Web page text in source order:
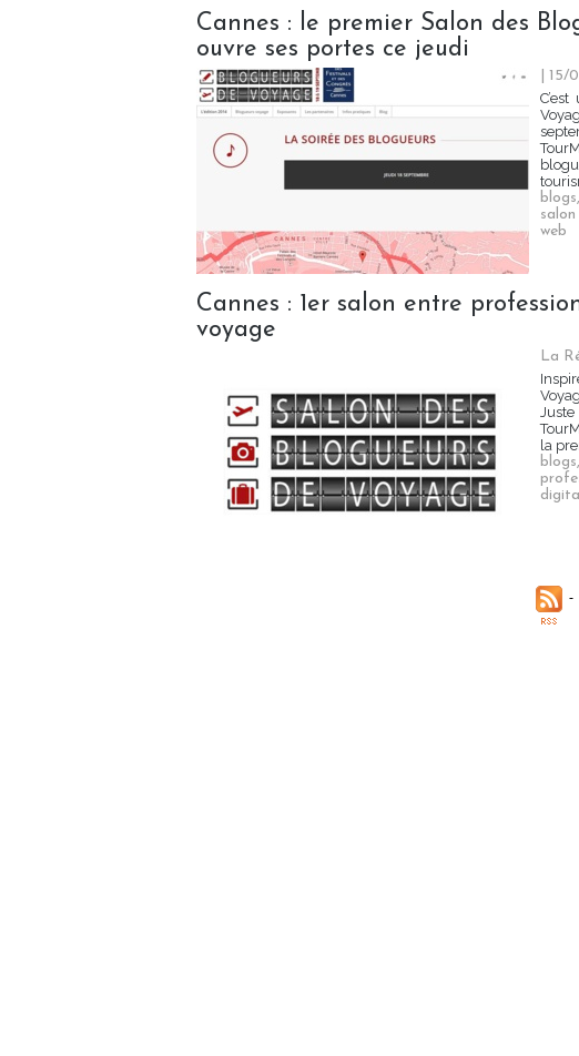
Cannes : le premier Salon des
ouvre ses portes ce jeudi
| 15/
blogs,
web
Cannes : 1er salon entre
voyage
La
la
blogs,